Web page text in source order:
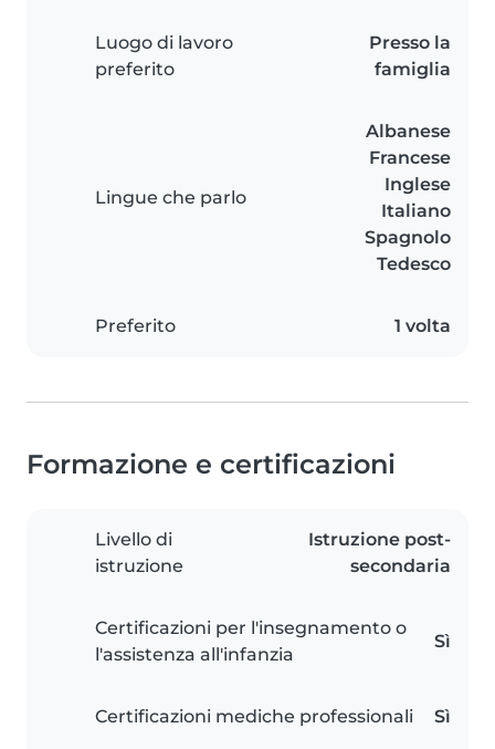
Luogo di lavoro
preferito
Presso la
famiglia
Lingue che parlo
Albanese
Francese
Inglese
Italiano
Spagnolo
Tedesco
Preferito 1 volta
Formazione e certificazioni
Livello di
istruzione
Istruzione post-
secondaria
Certificazioni per l'insegnamento o
l'assistenza all'infanzia
Sì
Certificazioni mediche professionali Sì